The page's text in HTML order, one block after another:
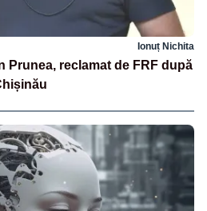
Ionuț Nichita
Prunea, reclamat de FRF după